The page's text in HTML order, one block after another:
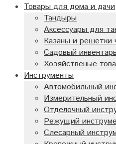
Товары для дома и дачи
Тандыры
Аксессуары для
Казаны и решетки
Садовый
Хозяйственые
Инструменты
Автомобильный
Измерительный
Отделочный
Режущий
Слесарный